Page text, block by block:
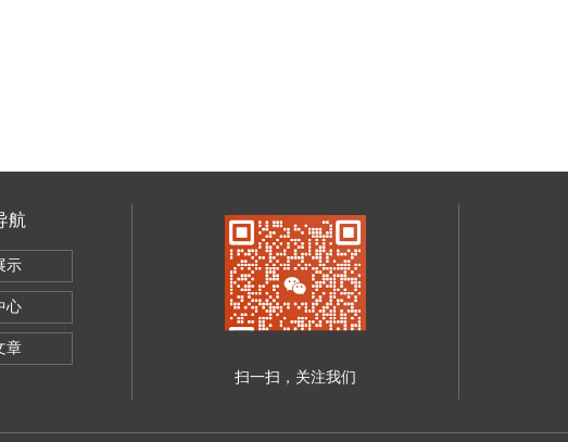
航
示
心
章
扫一扫，关注我们